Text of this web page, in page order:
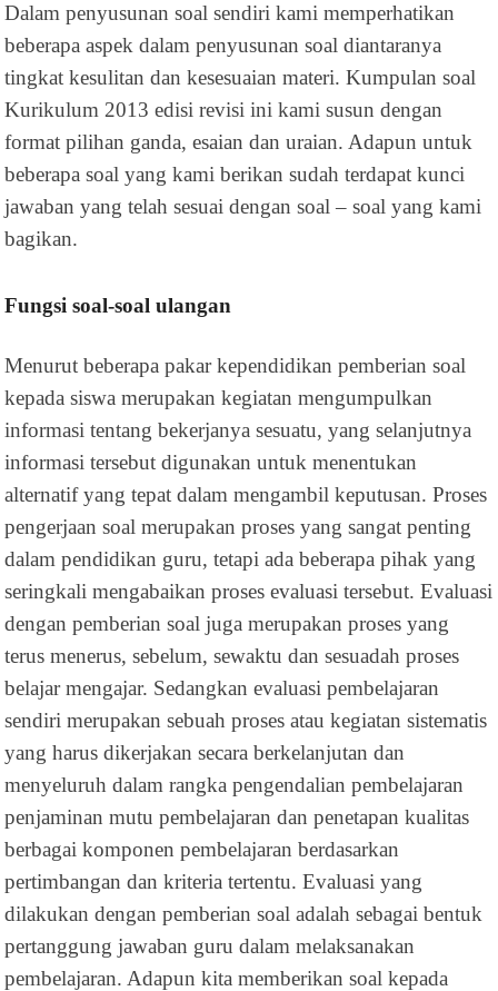
Dalam penyusunan soal sendiri kami memperhatikan
beberapa aspek dalam penyusunan soal diantaranya
tingkat kesulitan dan kesesuaian materi. Kumpulan soal
Kurikulum 2013 edisi revisi ini kami susun dengan
format pilihan ganda, esaian dan uraian. Adapun untuk
beberapa soal yang kami berikan sudah terdapat kunci
jawaban yang telah sesuai dengan soal – soal yang kami
bagikan.
Fungsi soal-soal ulangan
Menurut beberapa pakar kependidikan pemberian soal
kepada siswa merupakan kegiatan mengumpulkan
informasi tentang bekerjanya sesuatu, yang selanjutnya
informasi tersebut digunakan untuk menentukan
alternatif yang tepat dalam mengambil keputusan. Proses
pengerjaan soal merupakan proses yang sangat penting
dalam pendidikan guru, tetapi ada beberapa pihak yang
seringkali mengabaikan proses evaluasi tersebut. Evaluasi
dengan pemberian soal juga merupakan proses yang
terus menerus, sebelum, sewaktu dan sesuadah proses
belajar mengajar. Sedangkan evaluasi pembelajaran
sendiri merupakan sebuah proses atau kegiatan sistematis
yang harus dikerjakan secara berkelanjutan dan
menyeluruh dalam rangka pengendalian pembelajaran
penjaminan mutu pembelajaran dan penetapan kualitas
berbagai komponen pembelajaran berdasarkan
pertimbangan dan kriteria tertentu. Evaluasi yang
dilakukan dengan pemberian soal adalah sebagai bentuk
pertanggung jawaban guru dalam melaksanakan
pembelajaran. Adapun kita memberikan soal kepada